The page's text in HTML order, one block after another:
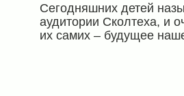
Сегодняшних детей
аудитории Сколтеха, и
их самих – будущее